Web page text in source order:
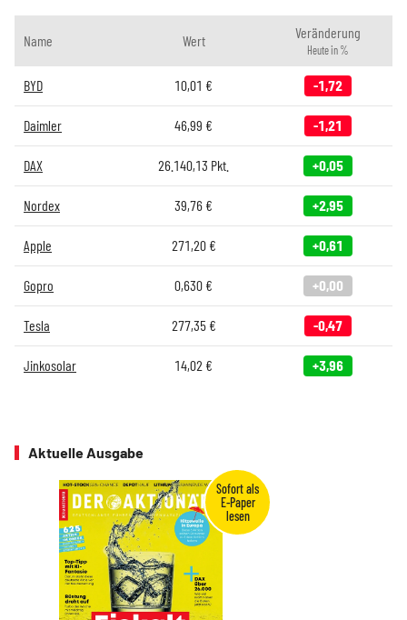
Name Wert Veränderung
Heute in %
BYD 10,01 € -1,72
Daimler 46,99 € -1,21
DAX 26.140,13 Pkt. +0,05
Nordex 39,76 € +2,95
Apple 271,20€ +0,61
Gopro 0,630 € +0,00
Tesla 277,35€ -0,47
Jinkosolar 14,02 € +3,96
Aktuelle Ausgabe